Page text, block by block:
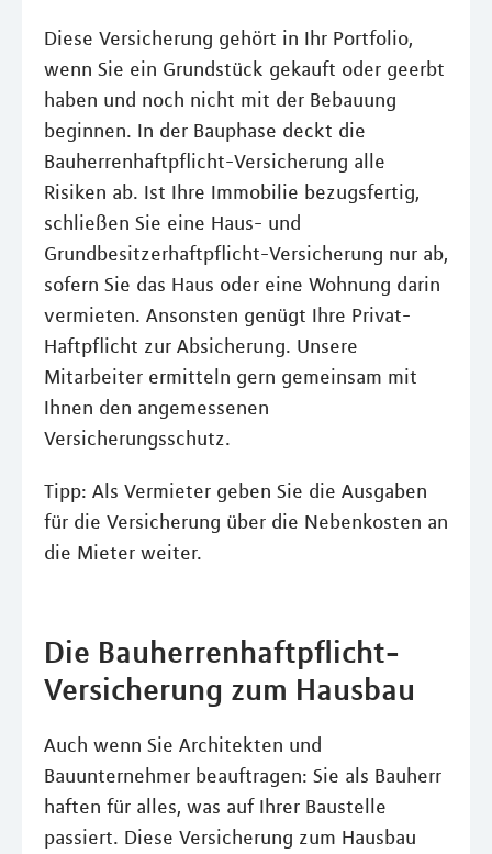
Diese Versicherung gehört in Ihr Portfolio,
wenn Sie ein Grundstück gekauft oder geerbt
haben und noch nicht mit der Bebauung
beginnen. In der Bauphase deckt die
Bauherrenhaftpflicht-Versicherung alle
Risiken ab. Ist Ihre Immobilie bezugsfertig,
schließen Sie eine Haus- und
Grundbesitzerhaftpflicht-Versicherung nur ab,
sofern Sie das Haus oder eine Wohnung darin
vermieten. Ansonsten genügt Ihre Privat-
Haftpflicht zur Absicherung. Unsere
Mitarbeiter ermitteln gern gemeinsam mit
Ihnen den angemessenen
Versicherungsschutz.
Tipp: Als Vermieter geben Sie die Ausgaben
für die Versicherung über die Nebenkosten an
die Mieter weiter.
Die Bauherrenhaftpflicht-
Versicherung zum Hausbau
Auch wenn Sie Architekten und
Bauunternehmer beauftragen: Sie als Bauherr
haften für alles, was auf Ihrer Baustelle
passiert. Diese Versicherung zum Hausbau